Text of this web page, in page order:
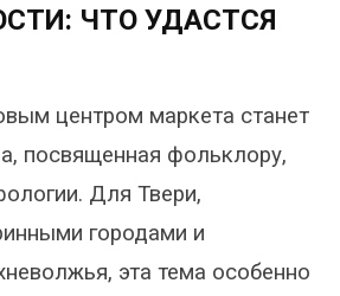
ЧТО УДАСТСЯ
центром маркета станет
посвященная фольклору,
Для Твери,
городами и
эта тема особенно